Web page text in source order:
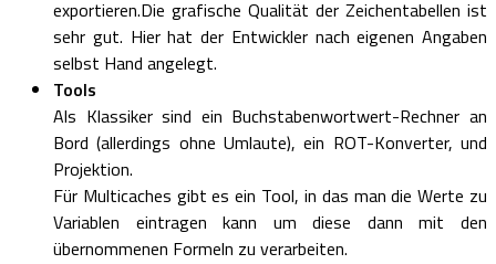
exportieren.Die grafische Qualität der Zeichentabellen ist
sehr gut. Hier hat der Entwickler nach eigenen Angaben
selbst Hand angelegt.
Tools
Als Klassiker sind ein Buchstabenwortwert-Rechner an
Bord (allerdings ohne Umlaute), ein ROT-Konverter, und
Projektion.
Für Multicaches gibt es ein Tool, in das man die Werte zu
Variablen eintragen kann um diese dann mit den
übernommenen Formeln zu verarbeiten.